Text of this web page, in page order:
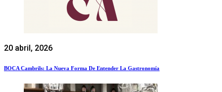
20 abril, 2026
BOCA Cambrils: La Nueva Forma De Entender La Gastronomía